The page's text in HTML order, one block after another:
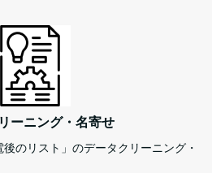
ーニング・名寄せ
後のリスト」のデータクリーニング・